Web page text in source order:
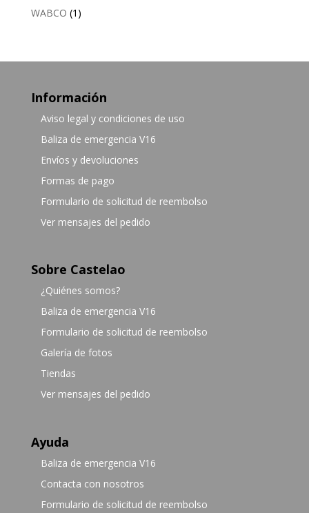
WABCO (1)
Información
Aviso legal y condiciones de uso
Baliza de emergencia V16
Envíos y devoluciones
Formas de pago
Formulario de solicitud de reembolso
Ver mensajes del pedido
Sobre Castelao
¿Quiénes somos?
Baliza de emergencia V16
Formulario de solicitud de reembolso
Galería de fotos
Tiendas
Ver mensajes del pedido
Ayuda
Baliza de emergencia V16
Contacta con nosotros
Formulario de solicitud de reembolso